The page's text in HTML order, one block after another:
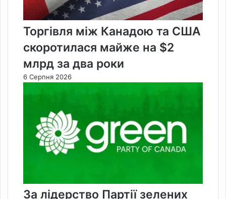
Торгівля між Канадою та США
скоротилася майже на $2
млрд за два роки
6 Серпня 2026
За лідерство Партії зелених